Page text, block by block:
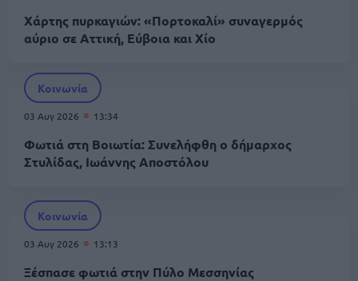
Χάρτης πυρκαγιών: «Πορτοκαλί» συναγερμός
αύριο σε Αττική, Εύβοια και Χίο
Κοινωνία
03 Αυγ 2026 13:34
Φωτιά στη Βοιωτία: Συνελήφθη ο δήμαρχος
Στυλίδας, Ιωάννης Αποστόλου
Κοινωνία
03 Αυγ 2026 13:13
Ξέσπασε φωτιά στην Πύλο Μεσσηνίας